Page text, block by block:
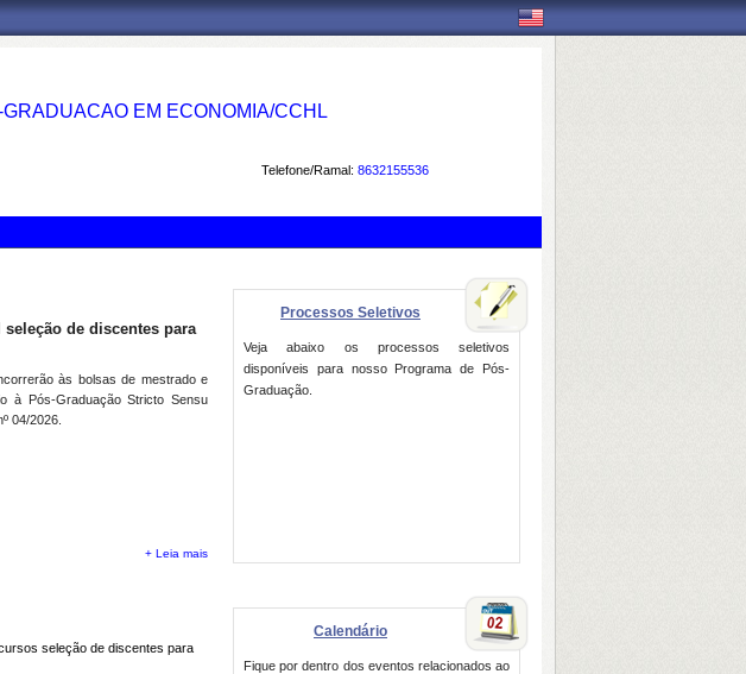
EM ECONOMIA/CCHL
Telefone/Ramal: 8632155536
seleção de discentes para
às bolsas de mestrado e
à Pós-Graduação Stricto Sensu
04/2026.
+ Leia mais
seleção de discentes para
Processos Seletivos
Veja abaixo os processos seletivos
disponíveis para nosso Programa de Pós-
Graduação.
Calendário
Fique por dentro dos eventos relacionados ao